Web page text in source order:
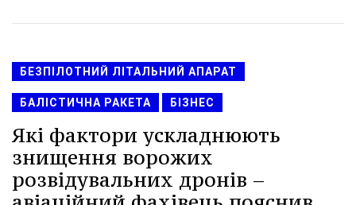
БЕЗПІЛОТНИЙ ЛІТАЛЬНИЙ АПАРАТ
БАЛІСТИЧНА РАКЕТА БІЗНЕС
Які фактори ускладнюють
знищення ворожих
розвідувальних дронів –